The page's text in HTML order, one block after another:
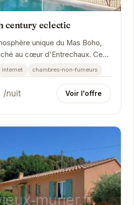
century eclectic
unique du Mas Boho,
au cœur d'Entrechaux. Ce
restauré avec goût, offre...
internet chambres-non-fumeurs
/nuit Voir l'offre